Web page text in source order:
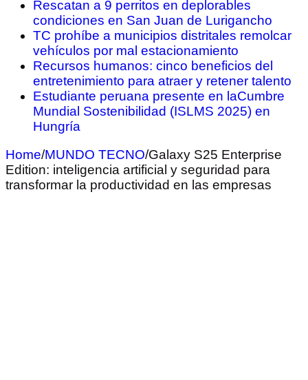
Rescatan a 9 perritos en deplorables
condiciones en San Juan de Lurigancho
TC prohíbe a municipios distritales remolcar
vehículos por mal estacionamiento
Recursos humanos: cinco beneficios del
entretenimiento para atraer y retener talento
Estudiante peruana presente en laCumbre
Mundial Sostenibilidad (ISLMS 2025) en
Hungría
Home/MUNDO TECNO/Galaxy S25 Enterprise
Edition: inteligencia artificial y seguridad para
transformar la productividad en las empresas